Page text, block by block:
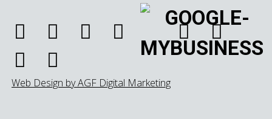
Web Design by AGF Digital Marketing